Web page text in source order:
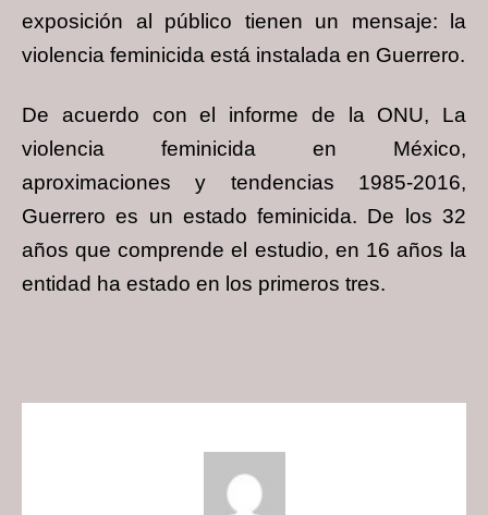
exposición al público tienen un mensaje: la
violencia feminicida está instalada en Guerrero.
De acuerdo con el informe de la ONU, La
violencia feminicida en México,
aproximaciones y tendencias 1985-2016,
Guerrero es un estado feminicida. De los 32
años que comprende el estudio, en 16 años la
entidad ha estado en los primeros tres.